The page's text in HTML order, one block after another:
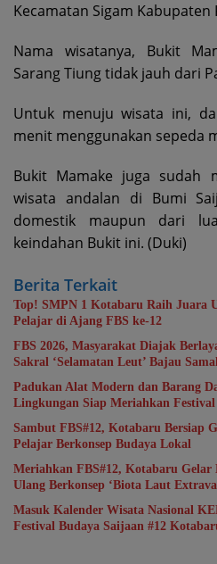
Kecamatan Sigam Kabupaten
Nama wisatanya, Bukit
Sarang Tiung tidak jauh dari
Untuk menuju wisata ini,
menit menggunakan sepeda
Bukit Mamake juga sudah
wisata andalan di Bumi
domestik maupun dari
keindahan Bukit ini. (Duki)
Berita Terkait
Top! SMPN 1 Kotabaru Raih Juara
Pelajar di Ajang FBS ke-12
FBS 2026, Masyarakat Diajak
Sakral ‘Selamatan Leut’ Bajau
Padukan Alat Modern dan Barang
Lingkungan Siap Meriahkan
Sambut FBS#12, Kotabaru Bersiap
Pelajar Berkonsep Budaya Lokal
Meriahkan FBS#12, Kotabaru
Ulang Berkonsep ‘Biota Laut
Masuk Kalender Wisata Nasional
Festival Budaya Saijaan #12